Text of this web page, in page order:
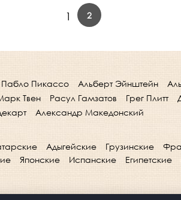
1 2
Пабло Пикассо Альберт Эйнштейн
Твен Расул Гамзатов Грег Плитт
Александр Македонский
Адыгейские Грузинские
Японские Испанские Египетские